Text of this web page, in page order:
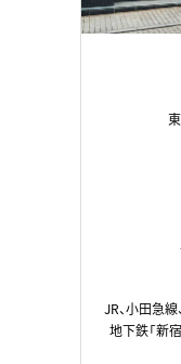
JR、小田急
地下鉄「新